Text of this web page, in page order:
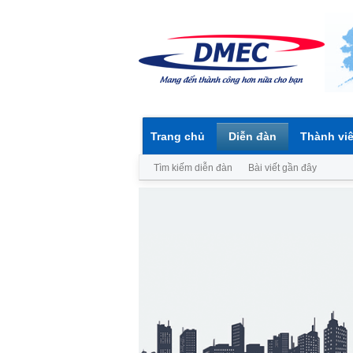
Trang chủ Diễn đàn
Tìm kiếm diễn đàn Bài viết gần đây
Thành